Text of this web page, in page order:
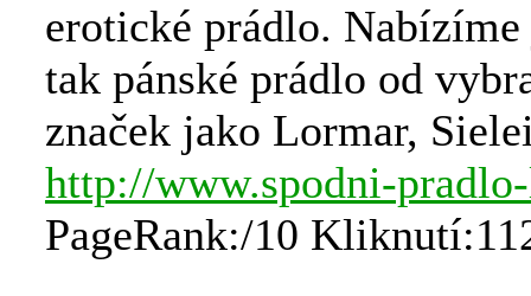
erotické prádlo. Nabízíme
tak pánské prádlo od
značek jako Lormar,
http://www.spodni-
PageRank:/10